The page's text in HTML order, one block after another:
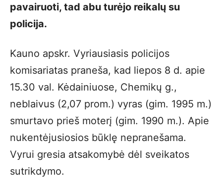
pavairuoti, tad abu turėjo reikalų su
policija.
Kauno apskr. Vyriausiasis policijos
komisariatas praneša, kad liepos 8 d. apie
15.30 val. Kėdainiuose, Chemikų g.,
neblaivus (2,07 prom.) vyras (gim. 1995 m.)
smurtavo prieš moterį (gim. 1990 m.). Apie
nukentėjusiosios būklę nepranešama.
Vyrui gresia atsakomybė dėl sveikatos
sutrikdymo.